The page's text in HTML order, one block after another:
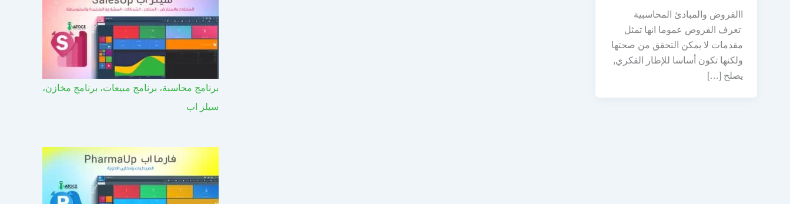
االفروض والمبادئ المحاسبية
تعرف الفروض عموما انها تمثل
مقدمات لا يمكن التحقق من صحتها
ولكنها تكون أساسا للإطار الفكري,
يصلح […]
برنامج محاسبة، برنامج مبيعات، برنامج مخازن،
سيلز اب